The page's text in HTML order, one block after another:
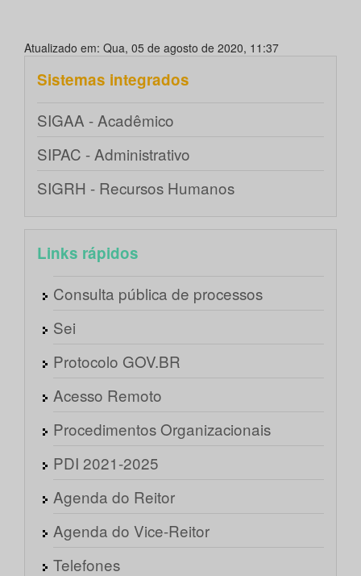
Atualizado em: Qua, 05 de agosto de 2020, 11:37
Sistemas integrados
SIGAA - Acadêmico
SIPAC - Administrativo
SIGRH - Recursos Humanos
Links rápidos
Consulta pública de processos
Sei
Protocolo GOV.BR
Acesso Remoto
Procedimentos Organizacionais
PDI 2021-2025
Agenda do Reitor
Agenda do Vice-Reitor
Telefones